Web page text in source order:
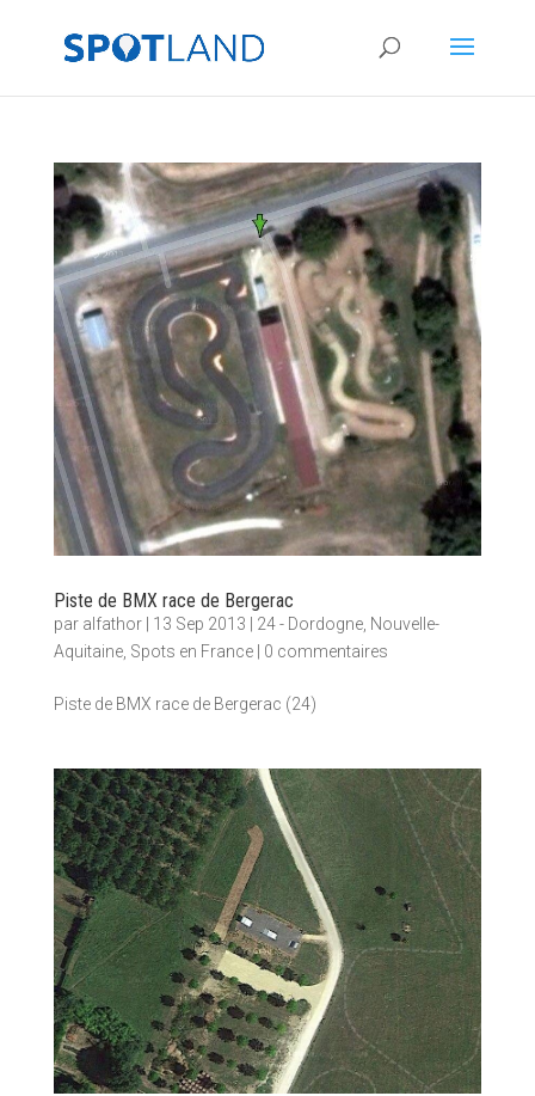
Piste de BMX race de Bergerac
par alfathor| 13 Sep 2013 24 - Dordogne, Nouvelle-
Aquitaine, Spots en France| 0 commentaires
Piste de BMX race de Bergerac (24)